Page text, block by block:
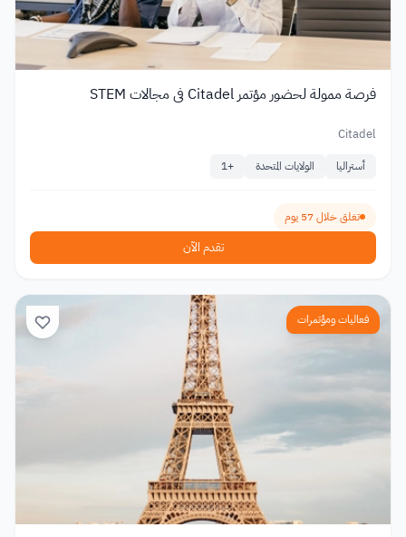
فرصة ممولة لحضور مؤتمر Citadel في مجالات STEM
Citadel
أستراليا الولايات المتحدة +
1
تغلق خلال 57 يوم
تقدم الآن
فعاليات ومؤتمرات